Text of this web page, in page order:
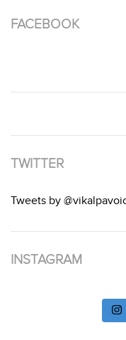
FACEBOOK
TWITTER
Tweets by
INSTAGRAM